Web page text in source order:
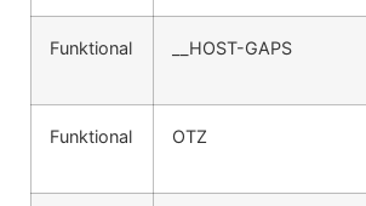
Funktional __HOST-GAPS
Funktional OTZ